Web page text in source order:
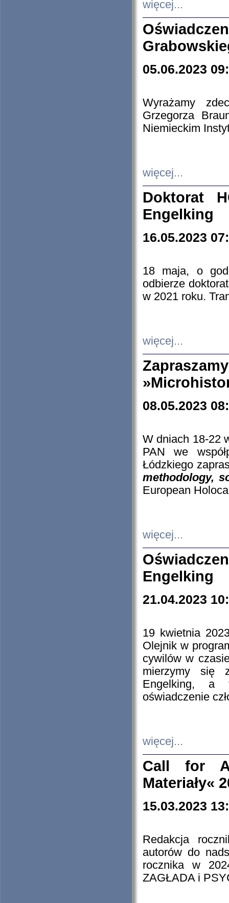
więcej...
05.06.2023
Wyrażamy
Grzegorza
Niemieckim
więcej...
Doktorat
Engelking
16.05.2023
18 maja, o
odbierze
w 2021 roku.
więcej...
08.05.2023
W dniach 18-22
PAN we
Łódzkiego
methodology,
European
więcej...
Engelking
21.04.2023
19 kwietnia
Olejnik w
cywilów w
mierzymy się
Engelking, a
oświadczenie
więcej...
Call for
Materiały«
15.03.2023
Redakcja
autorów do
rocznika w
ZAGŁADA i